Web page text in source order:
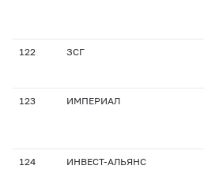
122 ЗСГ
123 ИМПЕРИАЛ
124 ИНВЕСТ-АЛЬЯНС